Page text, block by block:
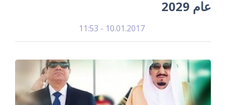
عام 2029
10.01.2017 - 11:53